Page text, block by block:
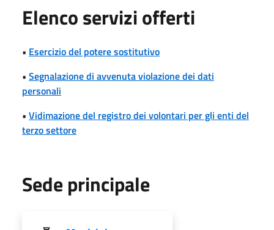
Elenco servizi offerti
• Esercizio del potere sostitutivo
• Segnalazione di avvenuta violazione dei dati
personali
• Vidimazione del registro dei volontari per gli enti del
terzo settore
Sede principale